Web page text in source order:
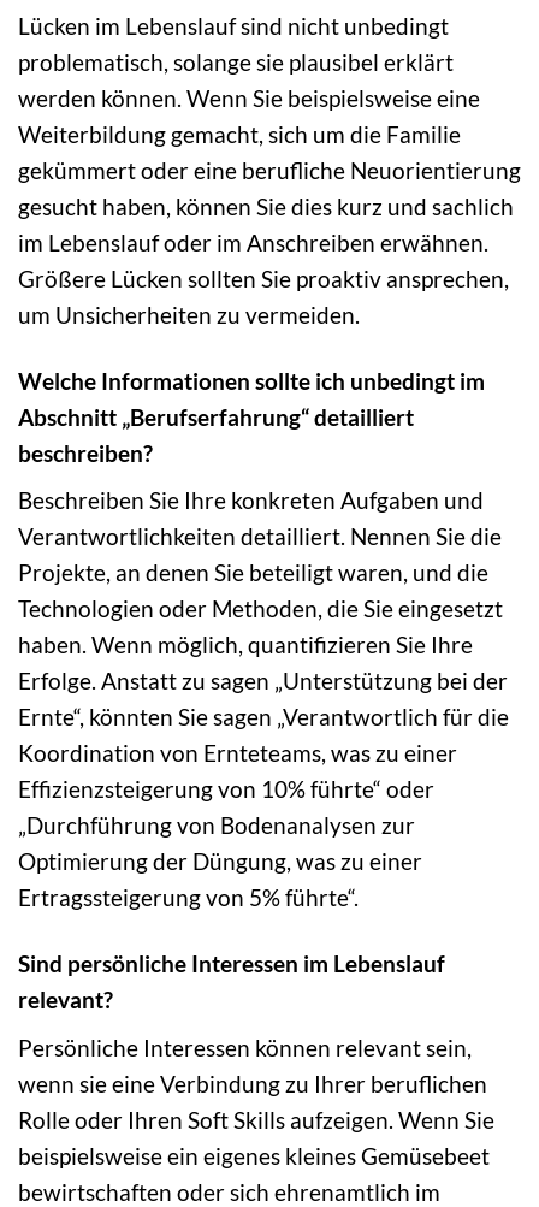
Lücken im Lebenslauf sind nicht unbedingt
problematisch, solange sie plausibel erklärt
werden können. Wenn Sie beispielsweise eine
Weiterbildung gemacht, sich um die Familie
gekümmert oder eine berufliche Neuorientierung
gesucht haben, können Sie dies kurz und sachlich
im Lebenslauf oder im Anschreiben erwähnen.
Größere Lücken sollten Sie proaktiv ansprechen,
um Unsicherheiten zu vermeiden.
Welche Informationen sollte ich unbedingt im
Abschnitt „Berufserfahrung“ detailliert
beschreiben?
Beschreiben Sie Ihre konkreten Aufgaben und
Verantwortlichkeiten detailliert. Nennen Sie die
Projekte, an denen Sie beteiligt waren, und die
Technologien oder Methoden, die Sie eingesetzt
haben. Wenn möglich, quantifizieren Sie Ihre
Erfolge. Anstatt zu sagen „Unterstützung bei der
Ernte“, könnten Sie sagen „Verantwortlich für die
Koordination von Ernteteams, was zu einer
Effizienzsteigerung von 10% führte“ oder
„Durchführung von Bodenanalysen zur
Optimierung der Düngung, was zu einer
Ertragssteigerung von 5% führte“.
Sind persönliche Interessen im Lebenslauf
relevant?
Persönliche Interessen können relevant sein,
wenn sie eine Verbindung zu Ihrer beruflichen
Rolle oder Ihren Soft Skills aufzeigen. Wenn Sie
beispielsweise ein eigenes kleines Gemüsebeet
bewirtschaften oder sich ehrenamtlich im